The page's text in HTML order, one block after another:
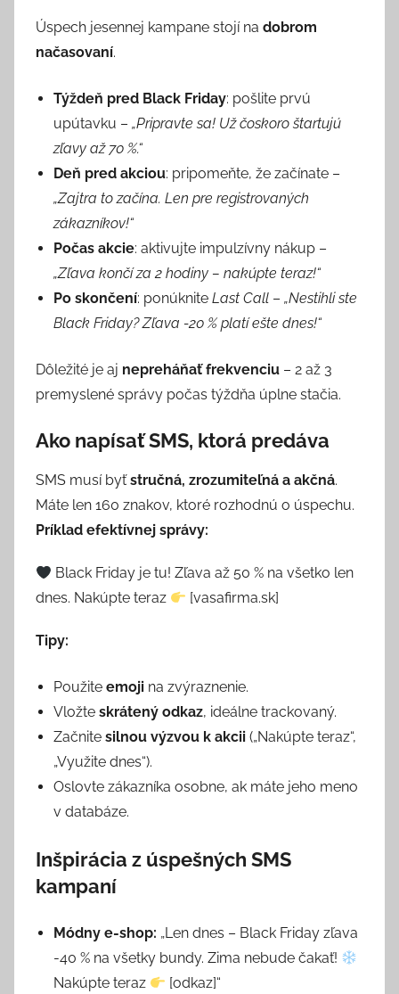
Úspech jesennej kampane stojí na dobrom
načasovaní.
Týždeň pred Black Friday: pošlite prvú
upútavku – „Pripravte sa! Už čoskoro štartujú
zľavy až 70 %.“
Deň pred akciou: pripomeňte, že začínate –
„Zajtra to začína. Len pre registrovaných
zákazníkov!“
Počas akcie: aktivujte impulzívny nákup –
„Zľava končí za 2 hodiny – nakúpte teraz!“
Po skončení: ponúknite Last Call – „Nestihli ste
Black Friday? Zľava -20 % platí ešte dnes!“
Dôležité je aj nepreháňať frekvenciu – 2 až 3
premyslené správy počas týždňa úplne stačia.
Ako napísať SMS, ktorá predáva
SMS musí byťstručná, zrozumiteľná a akčná.
Máte len 160 znakov, ktoré rozhodnú o úspechu.
Príklad efektívnej správy:
Black Friday je tu! Zľava až 50 % na všetko len
dnes. Nakúpte teraz
[vasafirma.sk]
Tipy:
Použite emoji na zvýraznenie.
Vložte skrátený odkaz, ideálne trackovaný.
Začnite silnou výzvou k akcii („Nakúpte teraz“,
„Využite dnes“).
Oslovte zákazníka osobne, ak máte jeho meno
v databáze.
Inšpirácia z úspešných SMS
kampaní
Módny e-shop: „Len dnes – Black Friday zľava
-40 % na všetky bundy. Zima nebude čakať!
Nakúpte teraz
[odkaz]“